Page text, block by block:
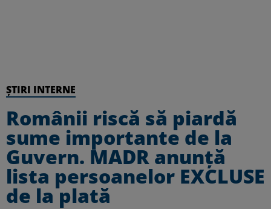
ȘTIRI INTERNE
Românii riscă să piardă
sume importante de la
Guvern. MADR anunță
lista persoanelor EXCLUSE
de la plată